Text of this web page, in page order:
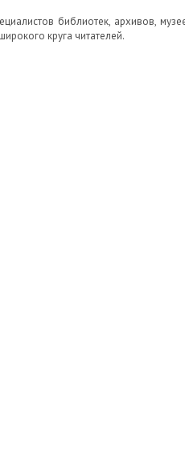
библиотек, архивов,
круга читателей.